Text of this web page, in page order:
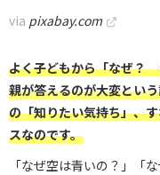
via pixabay.com
よく子どもから「なぜ？
親が答えるのが大変とい
の「知りたい気持ち」、
スなのです。
「なぜ空は青いの？」「